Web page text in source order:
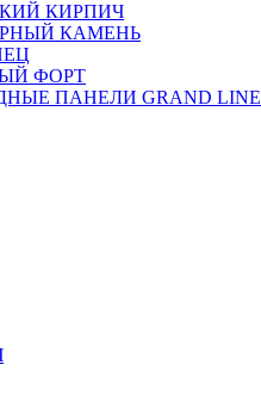
КИРПИЧ
КАМЕНЬ
ФОРТ
ПАНЕЛИ GRAND LINE